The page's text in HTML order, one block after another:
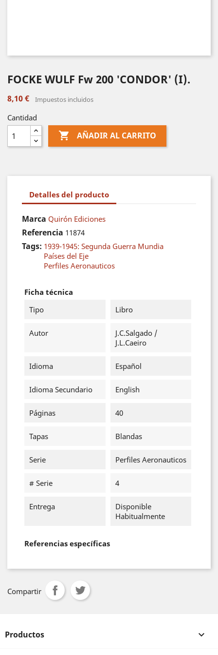
FOCKE WULF Fw 200 'CONDOR' (I).
8,10 € Impuestos incluidos
Cantidad
 AÑADIR AL CARRITO
Detalles del producto
Marca Quirón Ediciones
Referencia 11874
Tags: 1939-1945: Segunda Guerra Mundia
Países del Eje
Perfiles Aeronauticos
Ficha técnica
Tipo
Libro
Autor
J.C.Salgado /
J.L.Caeiro
Idioma Español
Idioma Secundario English
Páginas 40
Tapas Blandas
Serie Perfiles Aeronauticos
# Serie 4
Entrega
Disponible
Habitualmente
Referencias específicas
Compartir
Productos 